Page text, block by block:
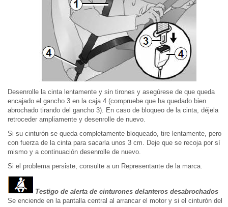
Desenrolle la cinta lentamente y sin tirones y asegúrese de que queda
encajado el gancho 3 en la caja 4 (compruebe que ha quedado bien
abrochado tirando del gancho 3). En caso de bloqueo de la cinta, déjela
retroceder ampliamente y desenrolle de nuevo.
Si su cinturón se queda completamente bloqueado, tire lentamente, pero
con fuerza de la cinta para sacarla unos 3 cm. Deje que se recoja por sí
mismo y a continuación desenrolle de nuevo.
Si el problema persiste, consulte a un Representante de la marca.
Testigo de alerta de cinturones delanteros desabrochados
Se enciende en la pantalla central al arrancar el motor y si el cinturón del